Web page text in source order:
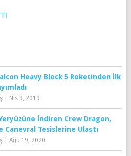
Heavy Block 5 Roketinden İlk
| Nis 9, 2019
İndiren Crew Dragon,
Canevral Tesislerine Ulaştı
| Ağu 19, 2020